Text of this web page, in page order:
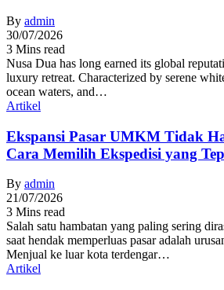
By admin
30/07/2026
3 Mins read
Nusa Dua has long earned its global
luxury retreat. Characterized by serene
ocean waters, and…
Artikel
Ekspansi Pasar UMKM Tidak
Cara Memilih Ekspedisi yang
By admin
21/07/2026
3 Mins read
Salah satu hambatan yang paling sering
saat hendak memperluas pasar adalah
Menjual ke luar kota terdengar…
Artikel